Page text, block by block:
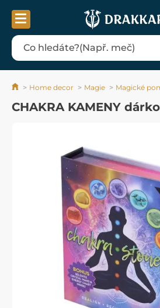
Home decor Magie Magické
CHAKRA KAMENY